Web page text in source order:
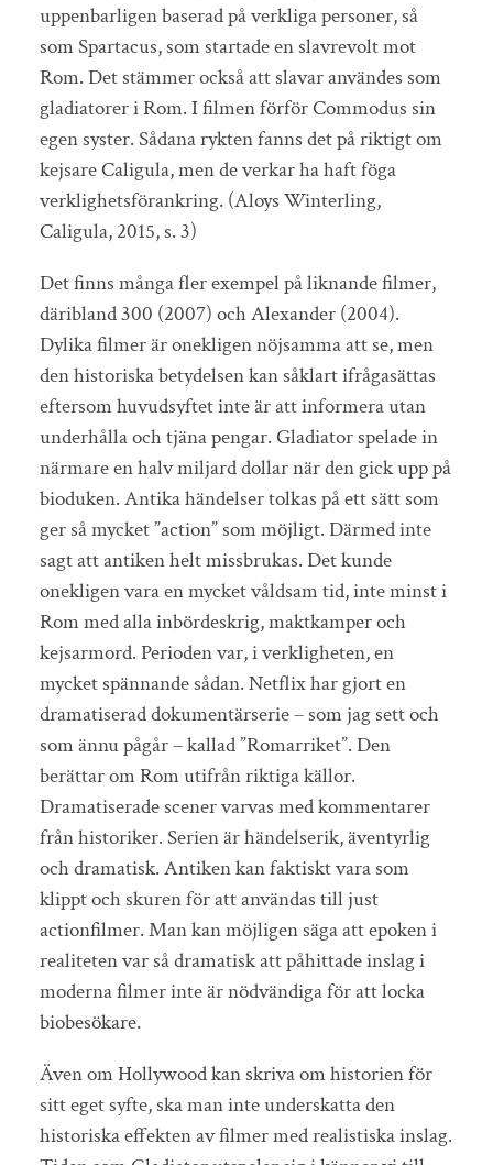
uppenbarligen baserad på verkliga personer, så
som Spartacus, som startade en slavrevolt mot
Rom. Det stämmer också att slavar användes som
gladiatorer i Rom. I filmen förför Commodus sin
egen syster. Sådana rykten fanns det på riktigt om
kejsare Caligula, men de verkar ha haft föga
verklighetsförankring. (Aloys Winterling,
Caligula, 2015, s. 3)
Det finns många fler exempel på liknande filmer,
däribland 300 (2007) och Alexander (2004).
Dylika filmer är onekligen nöjsamma att se, men
den historiska betydelsen kan såklart ifrågasättas
eftersom huvudsyftet inte är att informera utan
underhålla och tjäna pengar. Gladiator spelade in
närmare en halv miljard dollar när den gick upp på
bioduken. Antika händelser tolkas på ett sätt som
ger så mycket ”action” som möjligt. Därmed inte
sagt att antiken helt missbrukas. Det kunde
onekligen vara en mycket våldsam tid, inte minst i
Rom med alla inbördeskrig, maktkamper och
kejsarmord. Perioden var, i verkligheten, en
mycket spännande sådan. Netflix har gjort en
dramatiserad dokumentärserie – som jag sett och
som ännu pågår – kallad ”Romarriket”. Den
berättar om Rom utifrån riktiga källor.
Dramatiserade scener varvas med kommentarer
från historiker. Serien är händelserik, äventyrlig
och dramatisk. Antiken kan faktiskt vara som
klippt och skuren för att användas till just
actionfilmer. Man kan möjligen säga att epoken i
realiteten var så dramatisk att påhittade inslag i
moderna filmer inte är nödvändiga för att locka
biobesökare.
Även om Hollywood kan skriva om historien för
sitt eget syfte, ska man inte underskatta den
historiska effekten av filmer med realistiska inslag.